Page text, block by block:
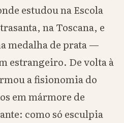
estudou na Escola
na Toscana, e
medalha de prata —
estrangeiro. De volta à
a fisionomia do
em mármore de
como só esculpia